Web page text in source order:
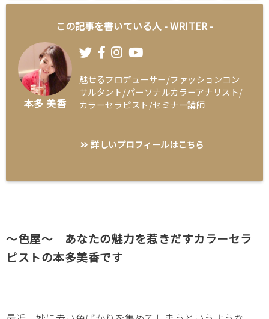
この記事を書いている人 -WRITER -
本多 美香
魅せるプロデューサー/ファッションコン
サルタント/パーソナルカラーアナリスト/
カラーセラピスト/セミナー講師
詳しいプロフィールはこちら
～色屋～ あなたの魅力を惹きだすカラーセラ
ピストの本多美香です